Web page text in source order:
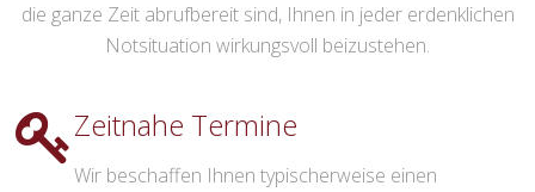
die ganze Zeit abrufbereit sind, Ihnen in jeder erdenklichen
Notsituation wirkungsvoll beizustehen.
Zeitnahe Termine
Wir beschaffen Ihnen typischerweise einen